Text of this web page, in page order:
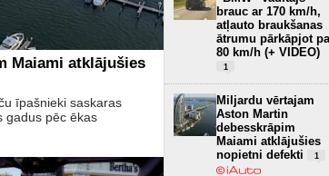
Maiami atklājušies
īpašnieki saskaras
gadus pēc ēkas
brauc ar 170 km/h,
atļauto braukšanas
ātrumu pārkāpjot
80 km/h (+ VIDEO)
1
Miljardu vērtajam
Aston Martin
debesskrāpim
Maiami atklājušies
nopietni defekti
1